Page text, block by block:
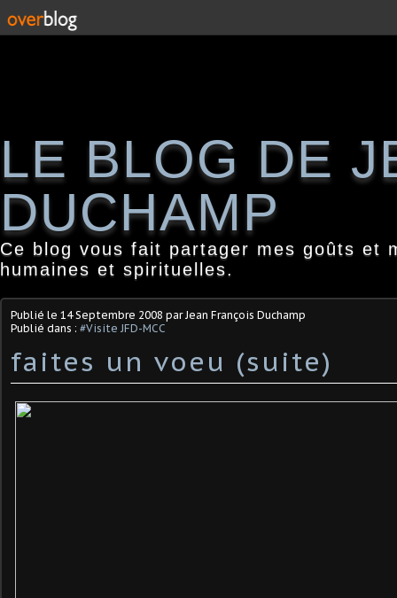
LE BLOG DE
DUCHAMP
Ce blog vous fait partager mes goûts et
humaines et spirituelles.
Publié le 14 Septembre 2008 par Jean François Duchamp
Publié dans : #Visite JFD-MCC
faites un voeu (suite)